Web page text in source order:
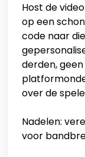
Host de
op een
code naar
derden,
over de
Nadelen:
voor